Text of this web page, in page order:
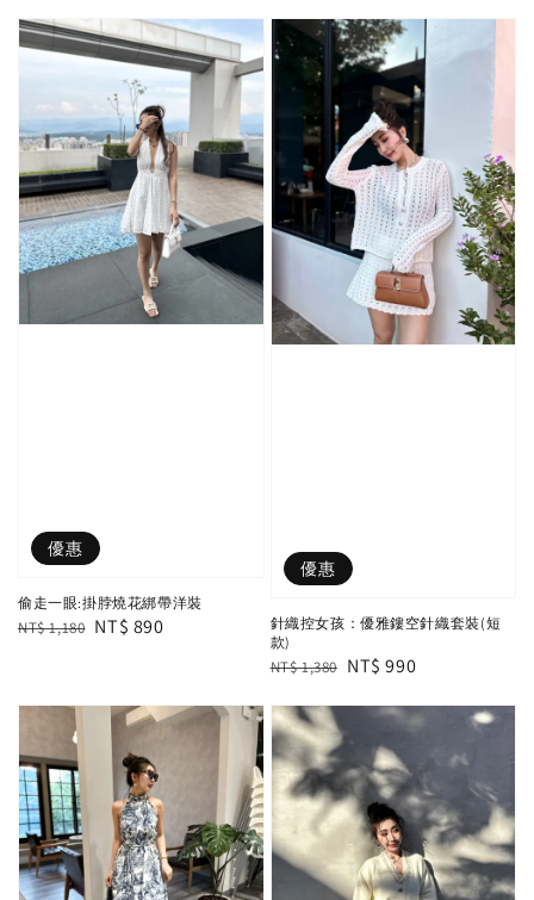
優惠
偷走一眼:掛脖燒花綁帶洋裝
Regular
NT$ 1,180 Sale
NT$ 890
優惠
針織控女孩：優雅鏤空針織套裝(短
款)
Regular
NT$ 1,380 Sale
NT$ 990